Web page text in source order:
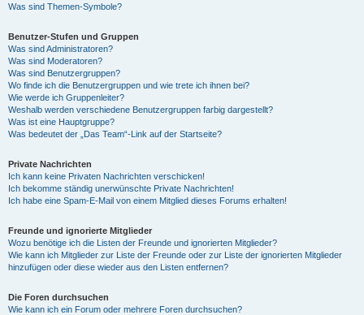
Was sind Themen-Symbole?
Benutzer-Stufen und Gruppen
Was sind Administratoren?
Was sind Moderatoren?
Was sind Benutzergruppen?
Wo finde ich die Benutzergruppen und wie trete ich ihnen bei?
Wie werde ich Gruppenleiter?
Weshalb werden verschiedene Benutzergruppen farbig dargestellt?
Was ist eine Hauptgruppe?
Was bedeutet der „Das Team“-Link auf der Startseite?
Private Nachrichten
Ich kann keine Privaten Nachrichten verschicken!
Ich bekomme ständig unerwünschte Private Nachrichten!
Ich habe eine Spam-E-Mail von einem Mitglied dieses Forums erhalten!
Freunde und ignorierte Mitglieder
Wozu benötige ich die Listen der Freunde und ignorierten Mitglieder?
Wie kann ich Mitglieder zur Liste der Freunde oder zur Liste der ignorierten Mitglieder
hinzufügen oder diese wieder aus den Listen entfernen?
Die Foren durchsuchen
Wie kann ich ein Forum oder mehrere Foren durchsuchen?